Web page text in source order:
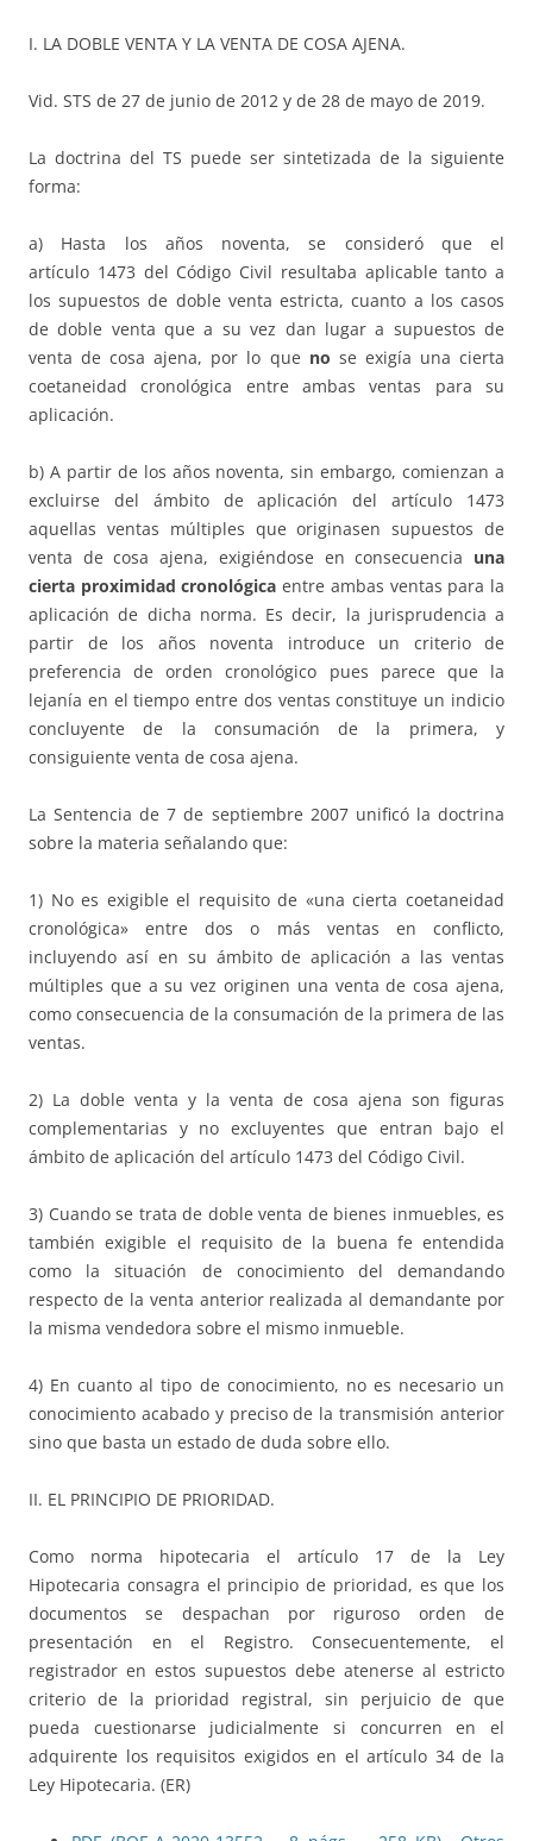
I. LA DOBLE VENTA Y LA VENTA DE COSA AJENA.
Vid. STS de 27 de junio de 2012 y de 28 de mayo de 2019.
La doctrina del TS puede ser sintetizada de la siguiente
forma:
a) Hasta los años noventa, se consideró que el
artículo 1473 del Código Civil resultaba aplicable tanto a
los supuestos de doble venta estricta, cuanto a los casos
de doble venta que a su vez dan lugar a supuestos de
venta de cosa ajena, por lo que no se exigía una cierta
coetaneidad cronológica entre ambas ventas para su
aplicación.
b) A partir de los años noventa, sin embargo, comienzan a
excluirse del ámbito de aplicación del artículo 1473
aquellas ventas múltiples que originasen supuestos de
venta de cosa ajena, exigiéndose en consecuencia una
cierta proximidad cronológica entre ambas ventas para la
aplicación de dicha norma. Es decir, la jurisprudencia a
partir de los años noventa introduce un criterio de
preferencia de orden cronológico pues parece que la
lejanía en el tiempo entre dos ventas constituye un indicio
concluyente de la consumación de la primera, y
consiguiente venta de cosa ajena.
La Sentencia de 7 de septiembre 2007 unificó la doctrina
sobre la materia señalando que:
1) No es exigible el requisito de «una cierta coetaneidad
cronológica» entre dos o más ventas en conflicto,
incluyendo así en su ámbito de aplicación a las ventas
múltiples que a su vez originen una venta de cosa ajena,
como consecuencia de la consumación de la primera de las
ventas.
2) La doble venta y la venta de cosa ajena son figuras
complementarias y no excluyentes que entran bajo el
ámbito de aplicación del artículo 1473 del Código Civil.
3) Cuando se trata de doble venta de bienes inmuebles, es
también exigible el requisito de la buena fe entendida
como la situación de conocimiento del demandando
respecto de la venta anterior realizada al demandante por
la misma vendedora sobre el mismo inmueble.
4) En cuanto al tipo de conocimiento, no es necesario un
conocimiento acabado y preciso de la transmisión anterior
sino que basta un estado de duda sobre ello.
II. EL PRINCIPIO DE PRIORIDAD.
Como norma hipotecaria el artículo 17 de la Ley
Hipotecaria consagra el principio de prioridad, es que los
documentos se despachan por riguroso orden de
presentación en el Registro. Consecuentemente, el
registrador en estos supuestos debe atenerse al estricto
criterio de la prioridad registral, sin perjuicio de que
pueda cuestionarse judicialmente si concurren en el
adquirente los requisitos exigidos en el artículo 34 de la
Ley Hipotecaria. (ER)